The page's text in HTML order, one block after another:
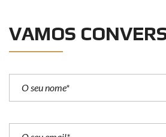
VAMOS